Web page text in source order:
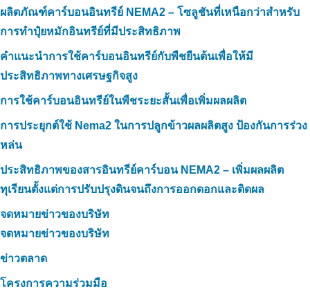
ผลิตภัณฑ์คาร์บอนอินทรีย์ NEMA2 – โซลูชันที่เหนือกว่าสำหรับ
การทำปุ๋ยหมักอินทรีย์ที่มีประสิทธิภาพ
คำแนะนำการใช้คาร์บอนอินทรีย์กับพืชยืนต้นเพื่อให้มี
ประสิทธิภาพทางเศรษฐกิจสูง
การใช้คาร์บอนอินทรีย์ในพืชระยะสั้นเพื่อเพิ่มผลผลิต
การประยุกต์ใช้ Nema2 ในการปลูกข้าวผลผลิตสูง ป้องกันการร่วง
หล่น
ประสิทธิภาพของสารอินทรีย์คาร์บอน NEMA2 – เพิ่มผลผลิต
ทุเรียนตั้งแต่การปรับปรุงดินจนถึงการออกดอกและติดผล
จดหมายข่าวของบริษัท
จดหมายข่าวของบริษัท
ข่าวตลาด
โครงการความร่วมมือ